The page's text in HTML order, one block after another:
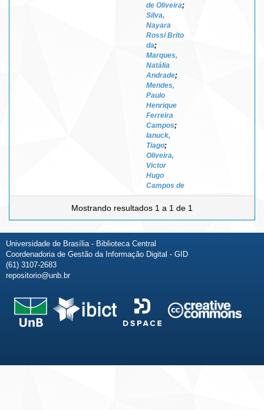
de Oliveira;
Silva,
Nayara
Rossi Brito
da;
Marques,
Natália
Andrade;
Mendes,
Paulo
Henrique
Ferreira
Campos;
Ianuck,
Tiago;
Oliveira,
Victor
Hugo
Campos de
Mostrando resultados 1 a 1 de 1
Universidade de Brasília - Biblioteca Central
Coordenadoria de Gestão da Informação Digital - GID
(61) 3107-2683
repositorio@unb.br